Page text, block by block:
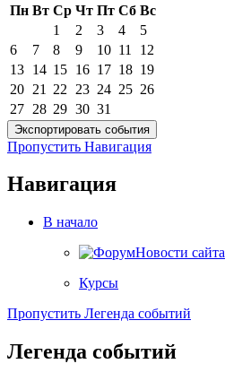
Пн Вт Ср Чт Пт Сб Вс
1
2 3 4
5
6
7 8 9 10 11
12
13 14 15 16 17 18 19
20 21 22 23 24 25 26
27 28 29 30 31
Пропустить Навигация
Навигация
В начало
Новости сайта
Курсы
Пропустить Легенда событий
Легенда событий